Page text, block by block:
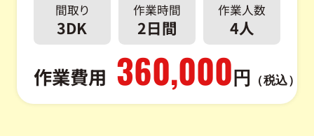
間取り
3DK
作業時間
2日間
作業人数
4人
作業費用 360,000 円 （税込）